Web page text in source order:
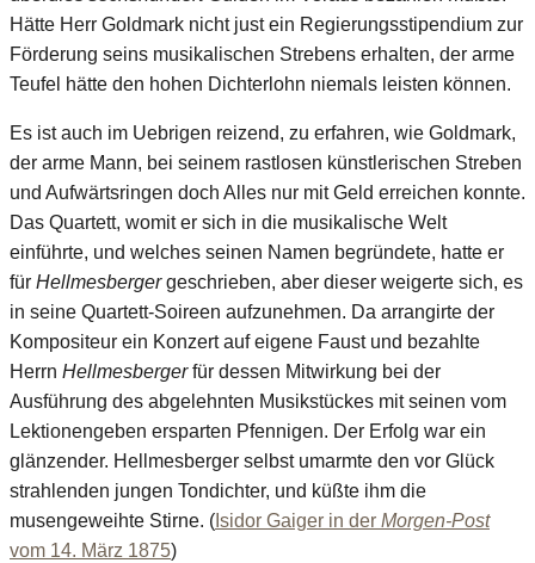
Hätte Herr Goldmark nicht just ein Regierungsstipendium zur
Förderung seins musikalischen Strebens erhalten, der arme
Teufel hätte den hohen Dichterlohn niemals leisten können.
Es ist auch im Uebrigen reizend, zu erfahren, wie Goldmark,
der arme Mann, bei seinem rastlosen künstlerischen Streben
und Aufwärtsringen doch Alles nur mit Geld erreichen konnte.
Das Quartett, womit er sich in die musikalische Welt
einführte, und welches seinen Namen begründete, hatte er
für Hellmesbergergeschrieben, aber dieser weigerte sich, es
in seine Quartett-Soireen aufzunehmen. Da arrangirte der
Kompositeur ein Konzert auf eigene Faust und bezahlte
Herrn Hellmesbergerfür dessen Mitwirkung bei der
Ausführung des abgelehnten Musikstückes mit seinen vom
Lektionengeben ersparten Pfennigen. Der Erfolg war ein
glänzender. Hellmesberger selbst umarmte den vor Glück
strahlenden jungen Tondichter, und küßte ihm die
musengeweihte Stirne. ( Isidor Gaiger in der Morgen-Post
vom 14. März 1875)